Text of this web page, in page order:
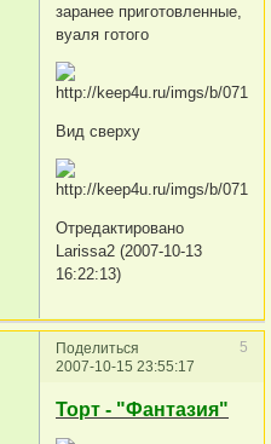
заранее приготовленные,
вуаля готого
Вид сверху
Отредактировано
Larissa2 (2007-10-13
16:22:13)
Поделиться
5
2007-10-15 23:55:17
Торт - "Фантазия"